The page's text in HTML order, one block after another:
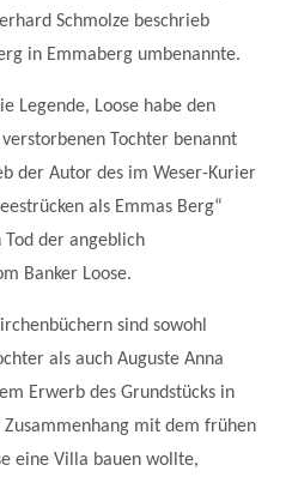
Schmolze beschrieb
in Emmaberg umbenannte.
Legende, Loose habe den
Tochter benannt
der Autor des im Weser-Kurier
als Emmas Berg“
der angeblich
Banker Loose.
sind sowohl
als auch Auguste Anna
Erwerb des Grundstücks in
mit dem frühen
eine Villa bauen wollte,